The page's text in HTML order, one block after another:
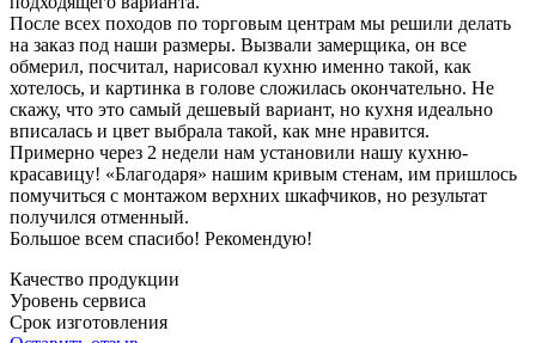
После всех походов по торговым центрам мы решили делать
на заказ под наши размеры. Вызвали замерщика, он все
обмерил, посчитал, нарисовал кухню именно такой, как
хотелось, и картинка в голове сложилась окончательно. Не
скажу, что это самый дешевый вариант, но кухня идеально
вписалась и цвет выбрала такой, как мне нравится.
Примерно через 2 недели нам установили нашу кухню-
красавицу! «Благодаря» нашим кривым стенам, им пришлось
помучиться с монтажом верхних шкафчиков, но результат
получился отменный.
Большое всем спасибо! Рекомендую!
Качество продукции
Уровень сервиса
Срок изготовления